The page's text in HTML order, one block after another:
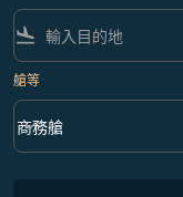
flight_land
艙等
艙等 option 商務艙
商務艙
keyboard_arrow_down